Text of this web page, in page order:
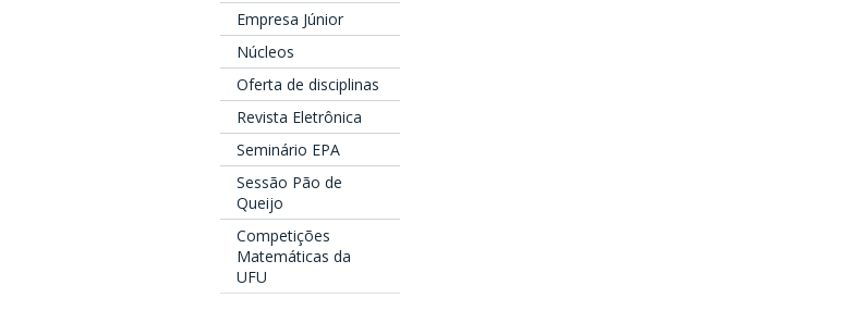
Empresa Júnior
Núcleos
Oferta de disciplinas
Revista Eletrônica
Seminário EPA
Sessão Pão de
Queijo
Competições
Matemáticas da
UFU